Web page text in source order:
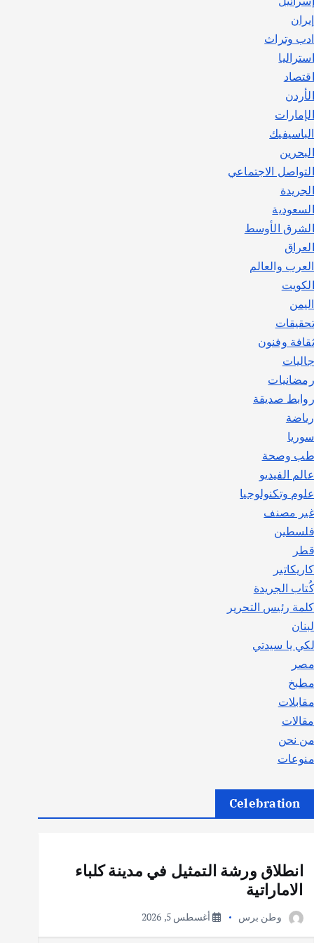
إيران
ادب وتراث
استراليا
اقتصاد
الأردن
الإمارات
الباسيفيك
البحرين
التواصل الاجتماعي
الجريدة
السعودية
الشرق الأوسط
العراق
العرب والعالم
الكويت
اليمن
تحقيقات
ثقافة وفنون
جاليات
رمضانيات
روابط صديقة
رياضة
سوريا
طب وصحة
عالم الفيديو
علوم وتكنولوجيا
غير مصنف
فلسطين
قطر
كاريكاتير
كُتاب الجريدة
كلمة رئيس التحرير
لبنان
لكي يا سيدتي
مصر
مطبخ
مقابلات
مقالات
من نحن
منوعات
Celebration
انطلاق ورشة التمثيل في مدينة كلباء
الاماراتية
وطن برس أغسطس 5, 2026